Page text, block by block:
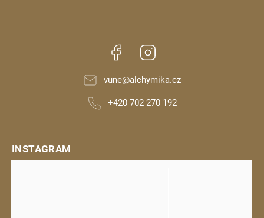
Facebook
vune@alchymika.cz
+420 702 270 192
INSTAGRAM